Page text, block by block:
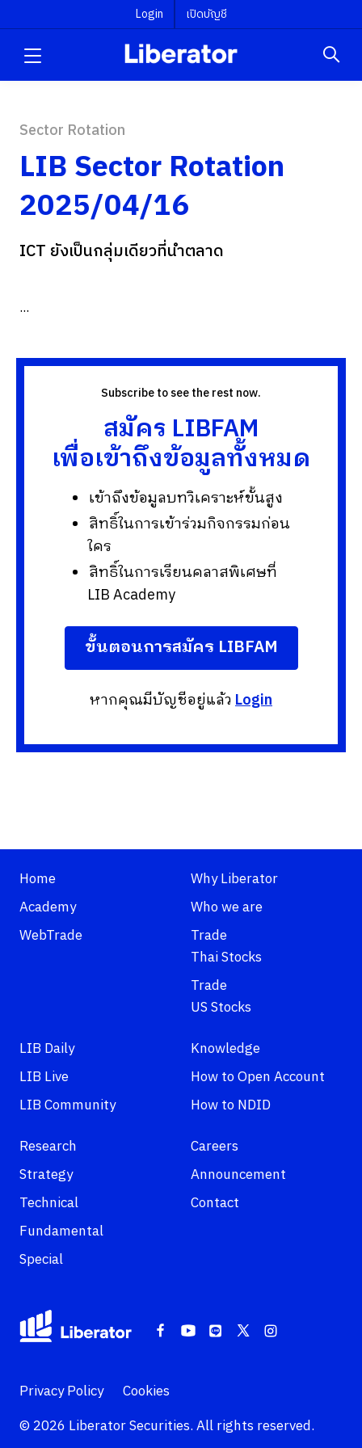
Login เปิดบัญชี
Sector Rotation
LIB Sector Rotation
2025/04/16
ICT ยังเป็นกลุ่มเดียวที่นำตลาด
...
Subscribe to see the rest now.
สมัคร LIBFAM
เพื่อเข้าถึงข้อมูลทั้งหมด
เข้าถึงข้อมูลบทวิเคราะห์ขั้นสูง
สิทธิ์ในการเข้าร่วมกิจกรรมก่อน
ใคร
สิทธิ์ในการเรียนคลาสพิเศษที่
LIB Academy
ขั้นตอนการสมัคร LIBFAM
หากคุณมีบัญชีอยู่แล้วLogin
Home
Academy
WebTrade
Why Liberator
Who we are
Trade
Thai Stocks
Trade
US Stocks
LIB Daily
LIB Live
LIB Community
Knowledge
How to Open Account
How to NDID
Research
Strategy
Technical
Fundamental
Special
Careers
Announcement
Contact
Privacy Policy
Cookies
© 2026 Liberator Securities. All rights reserved.